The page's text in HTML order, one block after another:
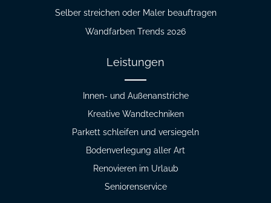
Selber streichen oder Maler beauftragen
Wandfarben Trends 2026
Leistungen
Innen- und Außenanstriche
Kreative Wandtechniken
Parkett schleifen und versiegeln
Bodenverlegung aller Art
Renovieren im Urlaub
Seniorenservice